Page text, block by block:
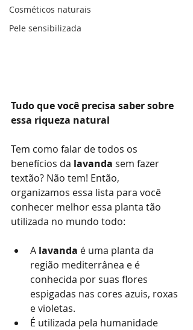
Cosméticos naturais
Pele sensibilizada
Tudo que você precisa saber sobre
essa riqueza natural
Tem como falar de todos os
benefícios da lavanda sem fazer
textão? Não tem! Então,
organizamos essa lista para você
conhecer melhor essa planta tão
utilizada no mundo todo:
A lavanda é uma planta da
região mediterrânea e é
conhecida por suas flores
espigadas nas cores azuis, roxas
e violetas.
É utilizada pela humanidade